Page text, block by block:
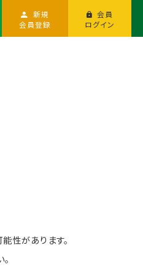
新規
会員登録
会員
ログイン
性があります。